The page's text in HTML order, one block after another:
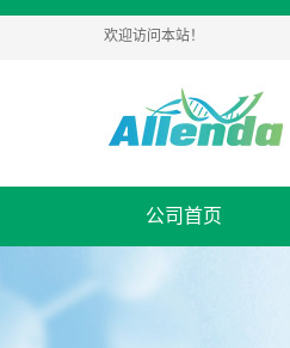
欢迎访问本站！
公司首页